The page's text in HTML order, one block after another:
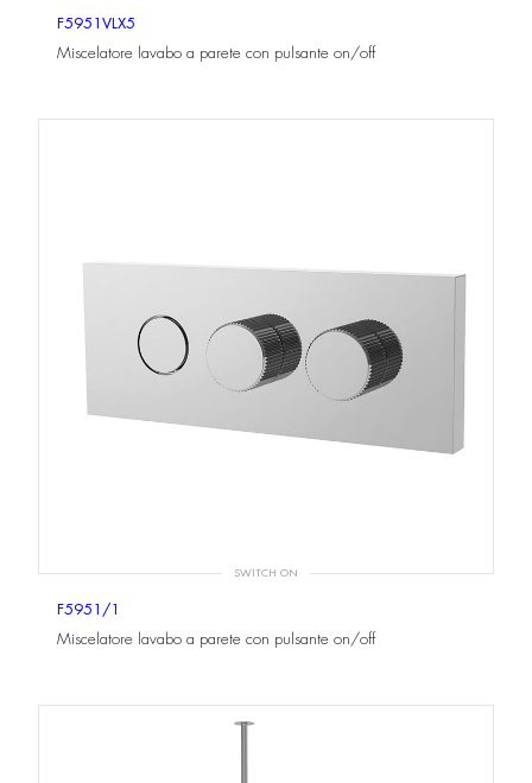
F5951VLX5
Miscelatore lavabo a parete con pulsante on/off
SWITCH ON
F5951/1
Miscelatore lavabo a parete con pulsante on/off